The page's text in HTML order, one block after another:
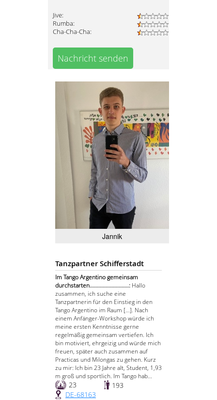
Jive:
Rumba:
Cha-Cha-Cha:
Nachricht senden
Jannik
Tanzpartner Schifferstadt
Im Tango Argentino gemeinsam
durchstarten...........................: Hallo
zusammen, ich suche eine
Tanzpartnerin für den Einstieg in den
Tango Argentino im Raum [...]. Nach
einem Anfänger-Workshop würde ich
meine ersten Kenntnisse gerne
regelmäßig gemeinsam vertiefen. Ich
bin motiviert, ehrgeizig und würde mich
freuen, später auch zusammen auf
Practicas und Milongas zu gehen. Kurz
zu mir: Ich bin 23 Jahre alt, Student, 1,93
m groß und sportlich. Im Tango hab...
23
193
DE-68163